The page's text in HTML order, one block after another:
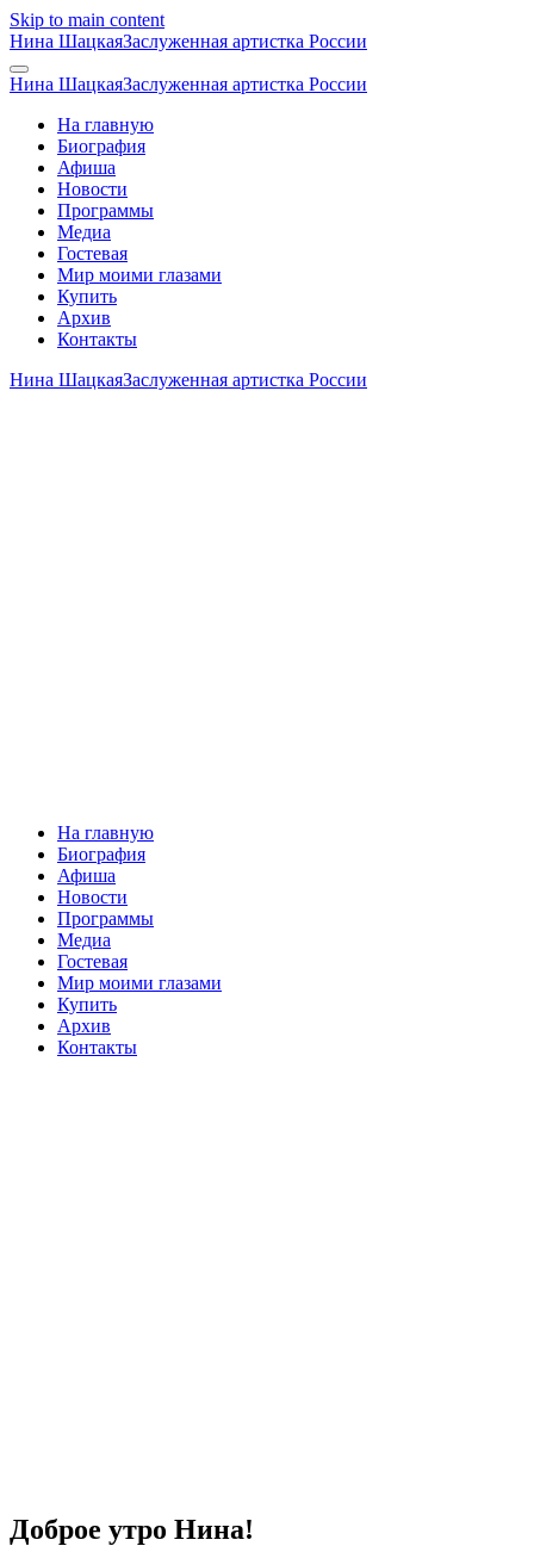
Skip to main content
Нина ШацкаяЗаслуженная артистка России
Нина ШацкаяЗаслуженная артистка России
На главную
Биография
Афиша
Новости
Программы
Медиа
Гостевая
Мир моими глазами
Купить
Архив
Контакты
Нина ШацкаяЗаслуженная артистка России
На главную
Биография
Афиша
Новости
Программы
Медиа
Гостевая
Мир моими глазами
Купить
Архив
Контакты
Доброе утро Нина!